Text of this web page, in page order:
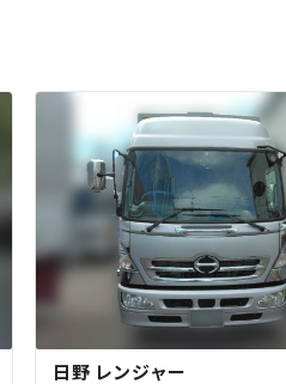
日野 レンジャー